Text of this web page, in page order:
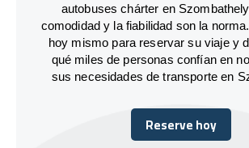
autobuses chárter en
comodidad y la fiabilidad son la
hoy mismo para reservar su viaje y
qué miles de personas confían en
sus necesidades de transporte en
Reserve hoy
Reserve hoy